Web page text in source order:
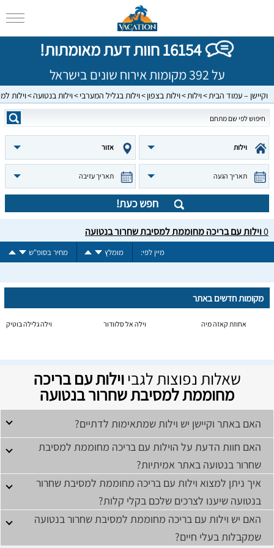
16154 חוות דעת מאומתות!
על 392 מקומות אירוח שונים בישראל
וקיישן – עמוד הבית וילות וילות בצפון וילות בגליל המערבי וילות בנטועה וילות
וילות אזור
תאריך הגעה תאריך עזיבה
חפש כעת!
0וילות עם בריכה מחוממת למסיבת שחרור בנטועה
מיין לפי: מומלץ מחיר בסופ"ש
מקומות חדשים באתר
אחוזת קאזה מיה וילה אל סלוודור וילה גלילה בוטיק
שאלות נפוצות לגביוילות עם בריכה
מחוממת למסיבת שחרור בנטועה
האם באתר וקיישן יש וילות שמתאימות לדתיים?
האם חוות הדעת על הוילות עם בריכה מחוממת למסיבת
שחרור בנטועה באתר אמיתיות?
איך ניתן למצוא וילות עם בריכה מחוממת למסיבת שחרור
בנטועה שיענו לצרכים שלכם בקלי קלות?
האם יש וילות עם בריכה מחוממת למסיבת שחרור בנטועה
שמקבלות בעלי חיים?